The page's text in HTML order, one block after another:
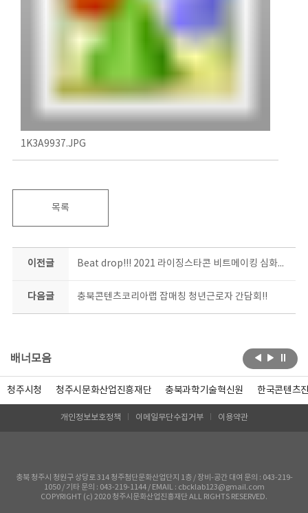
1K3A9937.JPG
목록
이전글 Beat drop!!! 2021 라이징스타콘 비트메이킹 심화과정 수강 종료~!
다음글 충북콘텐츠코리아랩 잡매칭 청년근로자 간담회!!
배너모음
청주시청 청주시문화산업진흥재단 충북과학기술혁신원 한국콘텐츠
개인정보보호정책 이메일무단수집거부 이용약관
충북 청주시 청원구 상당로 314 청주첨단문화산업단지 1층 / 장비-공간 대여 문의 : 043-219-
1050 / 기타 문의 : 043-219-1144 / EMAIL : cbcklab123@gmail.com
COPYRIGHT (c) 2020 청주시문화산업진흥재단 ALL RIGHTS RESERVED.